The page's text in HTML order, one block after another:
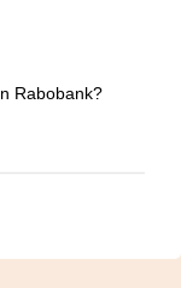
Rabobank?